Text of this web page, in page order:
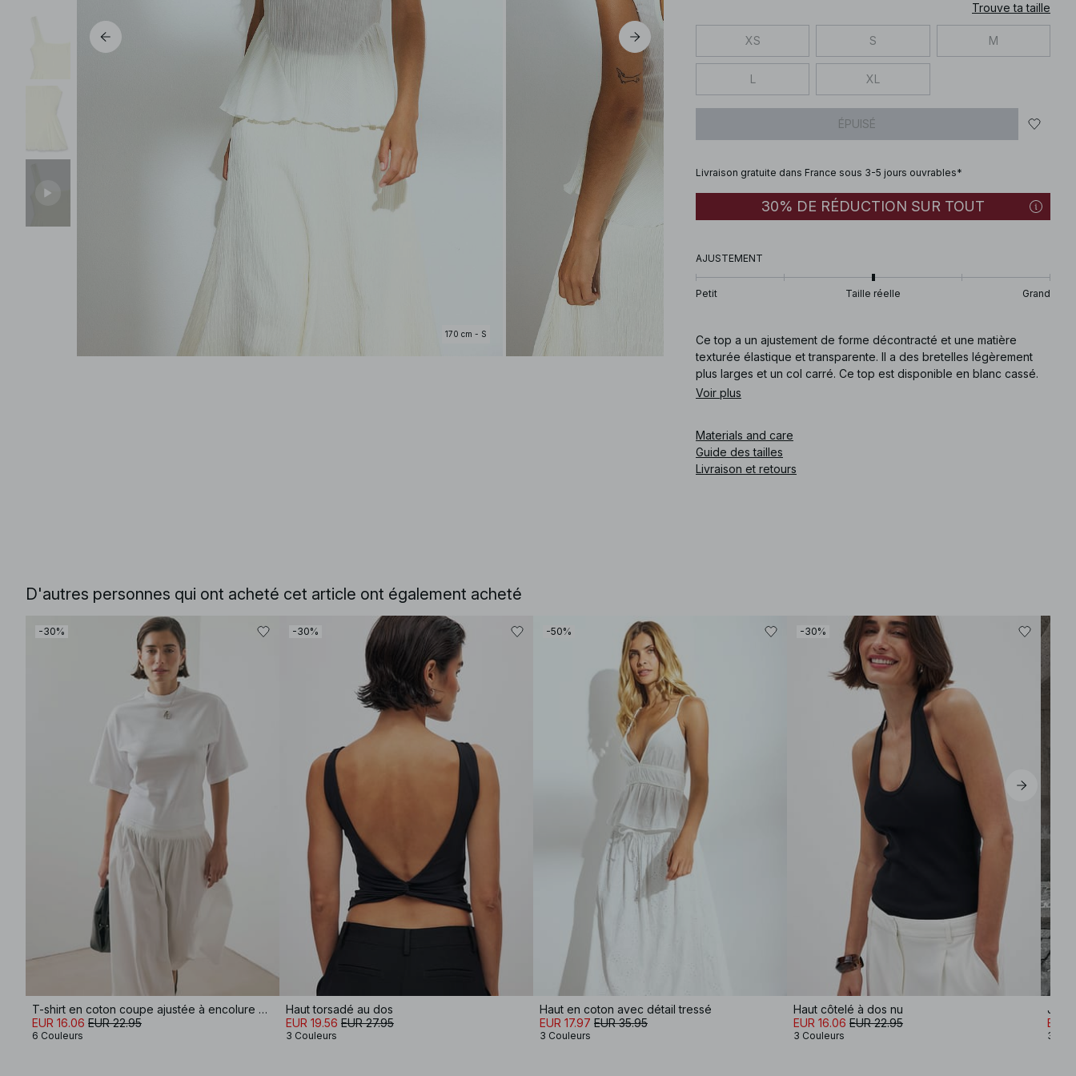
170 cm - S
Trouve ta taille
XS S M
L XL
ÉPUISÉ
Livraison gratuite dans France sous 3-5 jours ouvrables*
30% DE RÉDUCTION SUR TOUT
AJUSTEMENT
Petit Taille réelle Grand
Ce top a un ajustement de forme décontracté et une matière
texturée élastique et transparente. Il a des bretelles légèrement
plus larges et un col carré. Ce top est disponible en blanc cassé.
Voir plus
Materials and care
Guide des tailles
Livraison et retours
D'autres personnes qui ont acheté cet article ont également acheté
-30%
T-shirt en coton coupe ajustée à encolure cheminée
EUR 16.06 EUR 22.95
6 Couleurs
-30%
Haut torsadé au dos
EUR 19.56 EUR 27.95
3 Couleurs
-50%
Haut en coton avec détail tressé
EUR 17.97 EUR 35.95
3 Couleurs
-30%
Haut côtelé à dos nu
EUR 16.06 EUR 22.95
3 Couleurs
EUR
3